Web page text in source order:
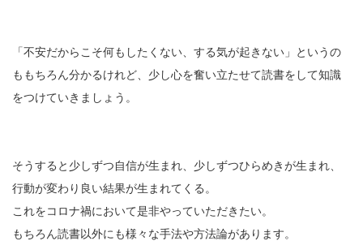
「不安だからこそ何もしたくない、する気が起きない」というの
ももちろん分かるけれど、少し心を奮い立たせて読書をして知識
をつけていきましょう。
そうすると少しずつ自信が生まれ、少しずつひらめきが生まれ、
行動が変わり良い結果が生まれてくる。
これをコロナ禍において是非やっていただきたい。
もちろん読書以外にも様々な手法や方法論があります。